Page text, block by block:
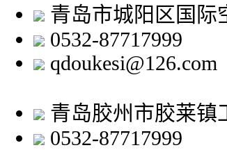
青岛市城阳区国际
0532-87717999
qdoukesi@126.com
青岛胶州市胶莱镇
0532-87717999